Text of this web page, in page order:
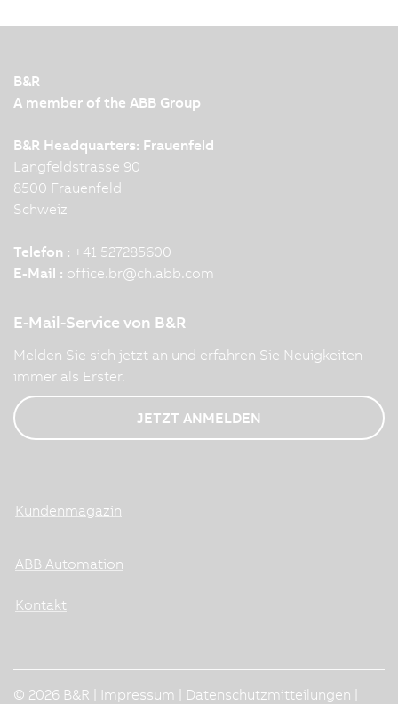
B&R
A member of the ABB Group
B&R Headquarters: Frauenfeld
Langfeldstrasse 90
8500 Frauenfeld
Schweiz
Telefon : +41 527285600
E-Mail : office.br@ch.abb.com
E-Mail-Service von B&R
Melden Sie sich jetzt an und erfahren Sie Neuigkeiten
immer als Erster.
JETZT ANMELDEN
Kundenmagazin
ABB Automation
Kontakt
© 2026 B&R | Impressum Datenschutzmitteilungen